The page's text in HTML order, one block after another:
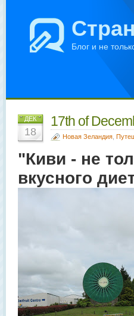
Блог и не
ДЕК
18
17th of
Новая Зеландия
"Киви - не
вкусного